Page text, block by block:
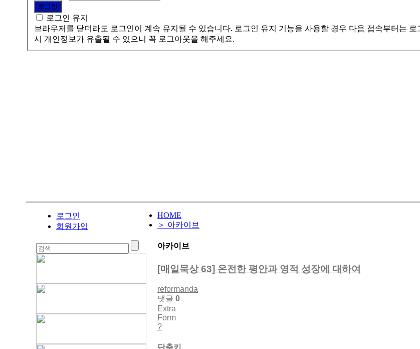
로그인 유지
브라우저를 닫더라도 로그인이 계속 유지될 수 있습니다. 로그인 유지 기능을 사용할 경우 다음 접속부터는
시 개인정보가 유출될 수 있으니 꼭 로그아웃을 해주세요.
로그인
회원가입
HOME
＞ 아카이브
아카이브
[매일묵상 63] 온전한 평안과 영적 성장에 대하여
reformanda
댓글 0
Extra
Form
?
단축키